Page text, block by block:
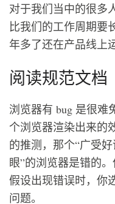
对于我们当中的很多
比我们的工作周期要
年多了还在产品线上
阅读规范文档
浏览器有 bug 是很难
个浏览器渲染出来的
的推测，那个“广受
眼”的浏览器是错的
假设出现错误时，你
问题。